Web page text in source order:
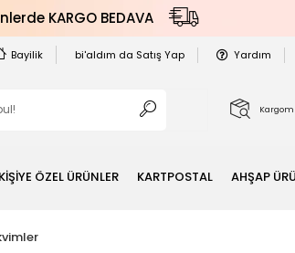
KARGO BEDAVA
Bayilik bi'aldım da Satış Yap Yardım
Kargom
KİŞİYE ÖZEL ÜRÜNLER KARTPOSTAL AHŞAP